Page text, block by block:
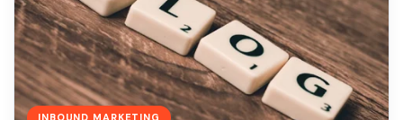
INBOUND MARKETING